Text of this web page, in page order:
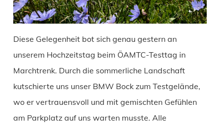
Diese Gelegenheit bot sich genau gestern an
unserem Hochzeitstag beim ÖAMTC-Testtag in
Marchtrenk. Durch die sommerliche Landschaft
kutschierte uns unser BMW Bock zum Testgelände,
wo er vertrauensvoll und mit gemischten Gefühlen
am Parkplatz auf uns warten musste. Alle